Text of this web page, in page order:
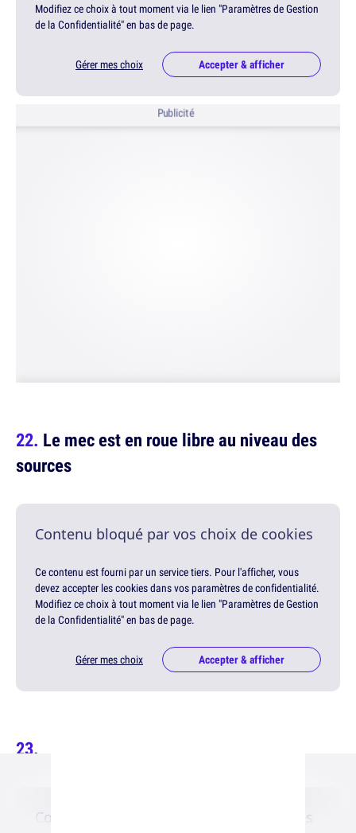
Modifiez ce choix à tout moment via le lien "Paramètres de Gestion
de la Confidentialité" en bas de page.
Gérer mes choix Accepter & afficher
Publicité
Le mec est en roue libre au niveau des
sources
Contenu bloqué par vos choix de cookies
Ce contenu est fourni par un service tiers. Pour l'afficher, vous
devez accepter les cookies dans vos paramètres de confidentialité.
Modifiez ce choix à tout moment via le lien "Paramètres de Gestion
de la Confidentialité" en bas de page.
Gérer mes choix Accepter & afficher
Contenu bloqué par vos choix de cookies